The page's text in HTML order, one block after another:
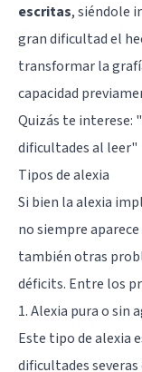
escritas, siéndole
gran dificultad el
transformar la
capacidad
Quizás te interese: "
dificultades al leer"
Tipos de alexia
Si bien la alexia
no siempre
también otras
déficits. Entre los
1. Alexia pura o sin
Este tipo de alexia
dificultades